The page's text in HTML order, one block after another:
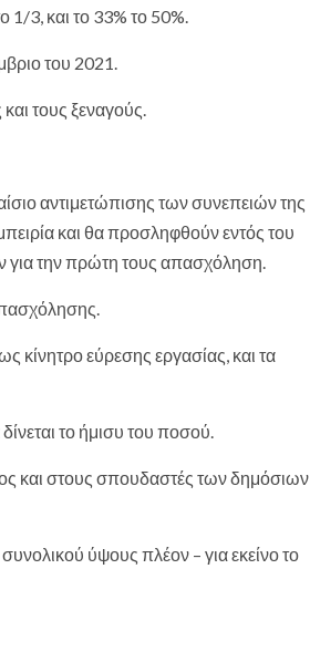
1/3, και το 33% το 50%.
του 2021.
τους ξεναγούς.
αντιμετώπισης των συνεπειών της
και θα προσληφθούν εντός του
την πρώτη τους απασχόληση.
κίνητρο εύρεσης εργασίας, και τα
το ήμισυ του ποσού.
και στους σπουδαστές των δημόσιων
ύψους πλέον – για εκείνο το